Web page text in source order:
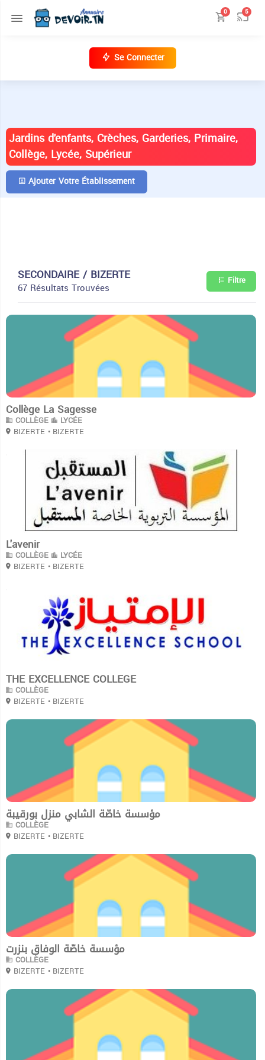
0 5
Se Connecter
Jardins d'enfants, Crèches, Garderies, Primaire,
Collège, Lycée, Supérieur
Ajouter Votre Établissement
SECONDAIRE / BIZERTE
67 Résultats Trouvées Filtre
Collège La Sagesse
COLLÈGE LYCÉE
BIZERTE • BIZERTE
L'avenir
COLLÈGE LYCÉE
BIZERTE • BIZERTE
THE EXCELLENCE COLLEGE
COLLÈGE
BIZERTE • BIZERTE
مؤسسة خاصّة الشابي منزل بورقيبة
COLLÈGE
BIZERTE • BIZERTE
مؤسسة خاصّة الوفاق بنزرت
COLLÈGE
BIZERTE • BIZERTE